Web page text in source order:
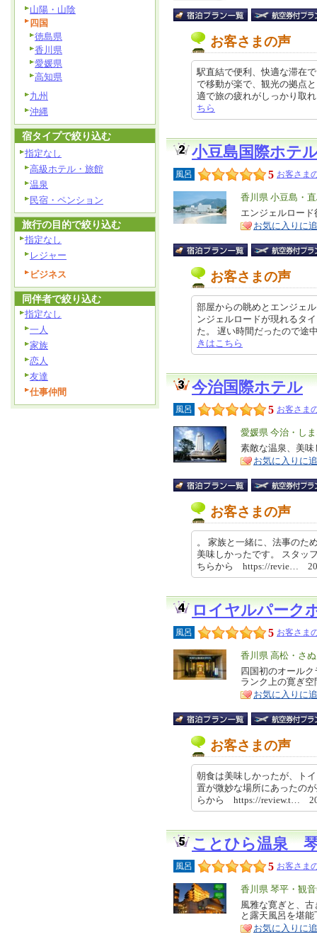
お客さまの声
駅直結で便利、快適な滞在
で移動が楽で、観光の拠点
適で旅の疲れがしっかり取
ちら
小豆島国際ホテ
風呂 5 お客さま
エ
リ
ア
香川県 小豆島・
特
徴
エンジェルロー
お気に入りに
お客さまの声
部屋からの眺めとエンジェ
ンジェルロードが現れるタ
た。 遅い時間だったので
きはこちら
今治国際ホテル
風呂 5 お客さま
エ
リ
ア
愛媛県 今治・し
特
徴
素敵な温泉、美
お気に入りに
お客さまの声
。 家族と一緒に、法事のた
美味しかったです。 スタッ
ちらから https://revie…
ロイヤルパーク
風呂 5 お客さま
エ
リ
ア
香川県 高松・さ
特
徴
四国初のオール
ランク上の寛ぎ
お気に入りに
お客さまの声
朝食は美味しかったが、ト
置が微妙な場所にあったの
らから https://review.t…
ことひら温泉
風呂 5 お客さま
エ
リ
ア
香川県 琴平・観
特
徴
風雅な寛ぎと、
と露天風呂を堪能
お気に入りに
山陽・山陰
四国
徳島県
香川県
愛媛県
高知県
九州
沖縄
宿タイプで絞り込む
指定なし
高級ホテル・旅館
温泉
民宿・ペンション
旅行の目的で絞り込む
指定なし
レジャー
ビジネス
同伴者で絞り込む
指定なし
一人
家族
恋人
友達
仕事仲間